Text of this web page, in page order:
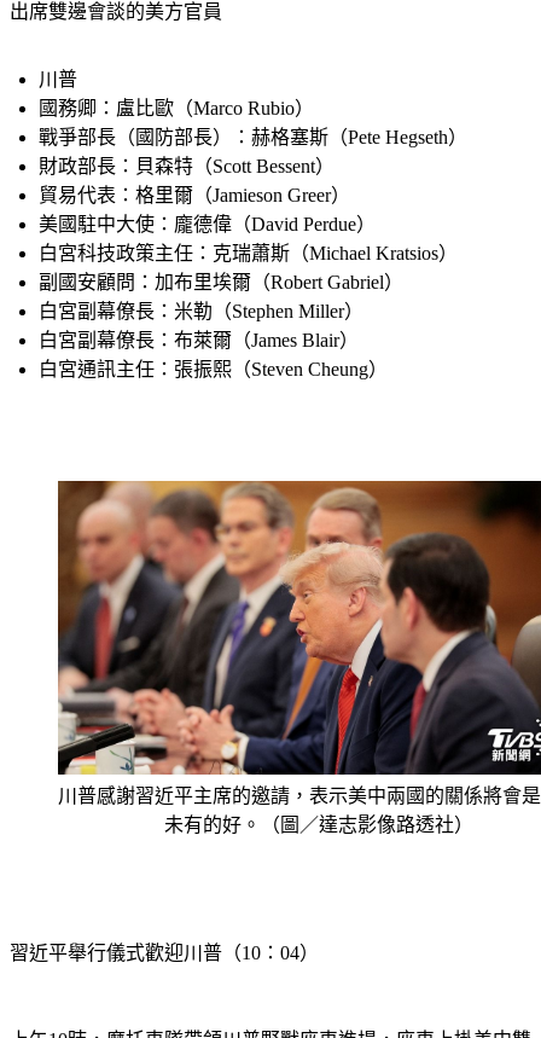
出席雙邊會談的美方官員
川普
國務卿：盧比歐（Marco Rubio）
戰爭部長（國防部長）：赫格塞斯（Pete Hegseth）
財政部長：貝森特（Scott Bessent）
貿易代表：格里爾（Jamieson Greer）
美國駐中大使：龐德偉（David Perdue）
白宮科技政策主任：克瑞蕭斯（Michael Kratsios）
副國安顧問：加布里埃爾（Robert Gabriel）
白宮副幕僚長：米勒（Stephen Miller）
白宮副幕僚長：布萊爾（James Blair）
白宮通訊主任：張振熙（Steven Cheung）
川普感謝習近平主席的邀請，表示美中兩國的關係將會
未有的好。（圖／達志影像路透社）
習近平舉行儀式歡迎川普（10：04）